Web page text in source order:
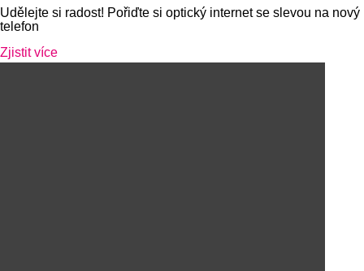
Udělejte si radost! Pořiďte si optický internet se slevou na nový
telefon
Zjistit více